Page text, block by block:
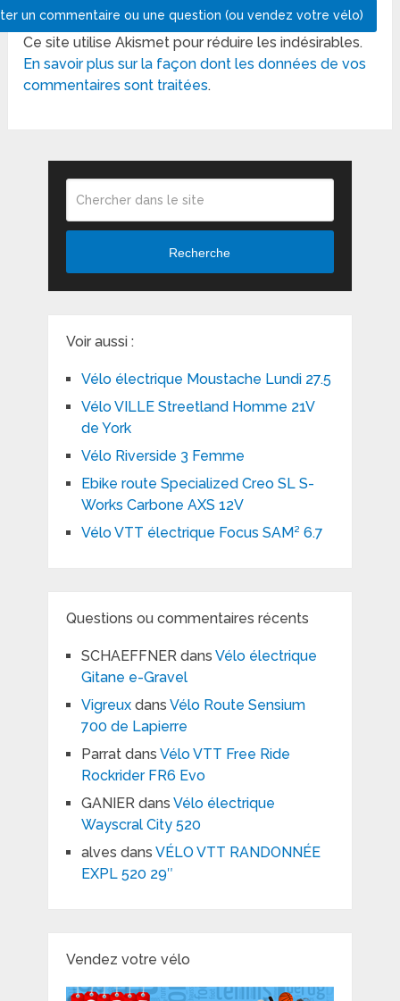
Ce site utilise Akismet pour réduire les indésirables.
En savoir plus sur la façon dont les données de vos
commentaires sont traitées.
Recherche
Voir aussi :
Vélo électrique Moustache Lundi 27.5
Vélo VILLE Streetland Homme 21V
de York
Vélo Riverside 3 Femme
Ebike route Specialized Creo SL S-
Works Carbone AXS 12V
Vélo VTT électrique Focus SAM² 6.7
Questions ou commentaires récents
SCHAEFFNERdans Vélo électrique
Gitane e-Gravel
Vigreuxdans Vélo Route Sensium
700 de Lapierre
Parratdans Vélo VTT Free Ride
Rockrider FR6 Evo
GANIERdans Vélo électrique
Wayscral City 520
alves dans VÉLO VTT RANDONNÉE
EXPL 520 29″
Vendez votre vélo